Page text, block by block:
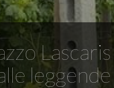
leggende